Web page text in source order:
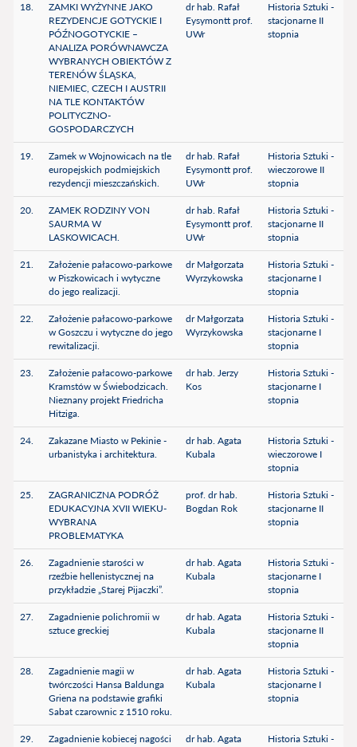
18.
ZAMKI WYŻYNNE JAKO
REZYDENCJE GOTYCKIE I
PÓŹNOGOTYCKIE –
ANALIZA PORÓWNAWCZA
WYBRANYCH OBIEKTÓW Z
TERENÓW ŚLĄSKA,
NIEMIEC, CZECH I AUSTRII
NA TLE KONTAKTÓW
POLITYCZNO-
GOSPODARCZYCH
dr hab. Rafał
Eysymontt prof.
UWr
Historia Sztuki -
stacjonarne II
stopnia
19.
Zamek w Wojnowicach na tle
europejskich podmiejskich
rezydencji mieszczańskich.
dr hab. Rafał
Eysymontt prof.
UWr
Historia Sztuki -
wieczorowe II
stopnia
20.
ZAMEK RODZINY VON
SAURMA W
LASKOWICACH.
dr hab. Rafał
Eysymontt prof.
UWr
Historia Sztuki -
stacjonarne II
stopnia
21.
Założenie pałacowo-parkowe
w Piszkowicach i wytyczne
do jego realizacji.
dr Małgorzata
Wyrzykowska
Historia Sztuki -
stacjonarne I
stopnia
22.
Założenie pałacowo-parkowe
w Goszczu i wytyczne do jego
rewitalizacji.
dr Małgorzata
Wyrzykowska
Historia Sztuki -
stacjonarne I
stopnia
23.
Założenie pałacowo-parkowe
Kramstów w Świebodzicach.
Nieznany projekt Friedricha
Hitziga.
dr hab. Jerzy
Kos
Historia Sztuki -
stacjonarne I
stopnia
24.
Zakazane Miasto w Pekinie -
urbanistyka i architektura.
dr hab. Agata
Kubala
Historia Sztuki -
wieczorowe I
stopnia
25.
ZAGRANICZNA PODRÓŻ
EDUKACYJNA XVII WIEKU-
WYBRANA
PROBLEMATYKA
prof. dr hab.
Bogdan Rok
Historia Sztuki -
stacjonarne II
stopnia
26.
Zagadnienie starości w
rzeźbie hellenistycznej na
przykładzie „Starej Pijaczki”.
dr hab. Agata
Kubala
Historia Sztuki -
stacjonarne I
stopnia
27.
Zagadnienie polichromii w
sztuce greckiej
dr hab. Agata
Kubala
Historia Sztuki -
stacjonarne II
stopnia
28.
Zagadnienie magii w
twórczości Hansa Baldunga
Griena na podstawie grafiki
Sabat czarownic z 1510 roku.
dr hab. Agata
Kubala
Historia Sztuki -
stacjonarne I
stopnia
29.
Zagadnienie kobiecej nagości
dr hab. Agata
Historia Sztuki -